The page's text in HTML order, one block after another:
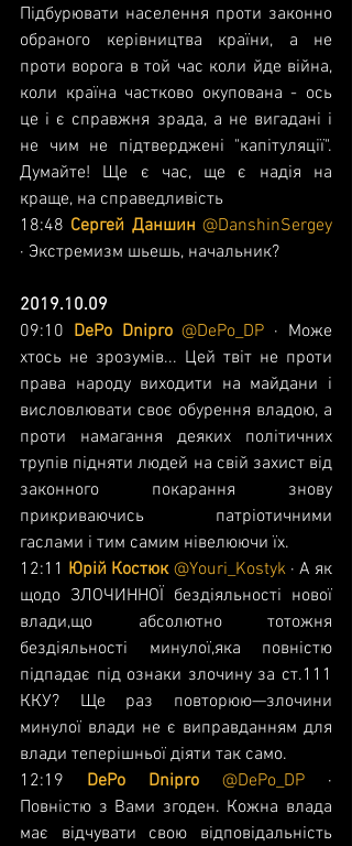
Підбурювати населення проти законно
обраного керівництва країни, а не
проти ворога в той час коли йде війна,
коли країна частково окупована - ось
це і є справжня зрада, а не вигадані і
не чим не підтверджені "капітуляції".
Думайте! Ще є час, ще є надія на
краще, на справедливість
18:48 Сергей Даншин @DanshinSergey
· Экстремизм шьешь, начальник?
2019.10.09
09:10 DePo Dnipro @DePo_DP · Може
хтось не зрозумів... Цей твіт не проти
права народу виходити на майдани і
висловлювати своє обурення владою, а
проти намагання деяких політичних
трупів підняти людей на свій захист від
законного покарання знову
прикриваючись патріотичними
гаслами і тим самим нівелюючи їх.
12:11 Юрій Костюк @Youri_Kostyk · А як
щодо ЗЛОЧИННОЇ бездіяльності нової
влади,що абсолютно тотожня
бездіяльності минулої,яка повністю
підпадає під ознаки злочину за ст.111
ККУ? Ще раз повторюю—злочини
минулої влади не є виправданням для
влади теперішньої діяти так само.
12:19 DePo Dnipro @DePo_DP ·
Повністю з Вами згоден. Кожна влада
має відчувати свою відповідальність